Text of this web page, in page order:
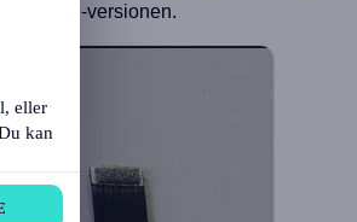
med V9-versionen.
eller
kan